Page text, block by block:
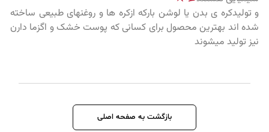
و تولیدکره ی بدن یا لوشن بارکه ازکره ها و روغنهای طبیعی ساخته
شده اند بهترین محصول برای کسانی که پوست خشک و اگزما دارن
نیز تولید میشوند
بازگشت به صفحه اصلی